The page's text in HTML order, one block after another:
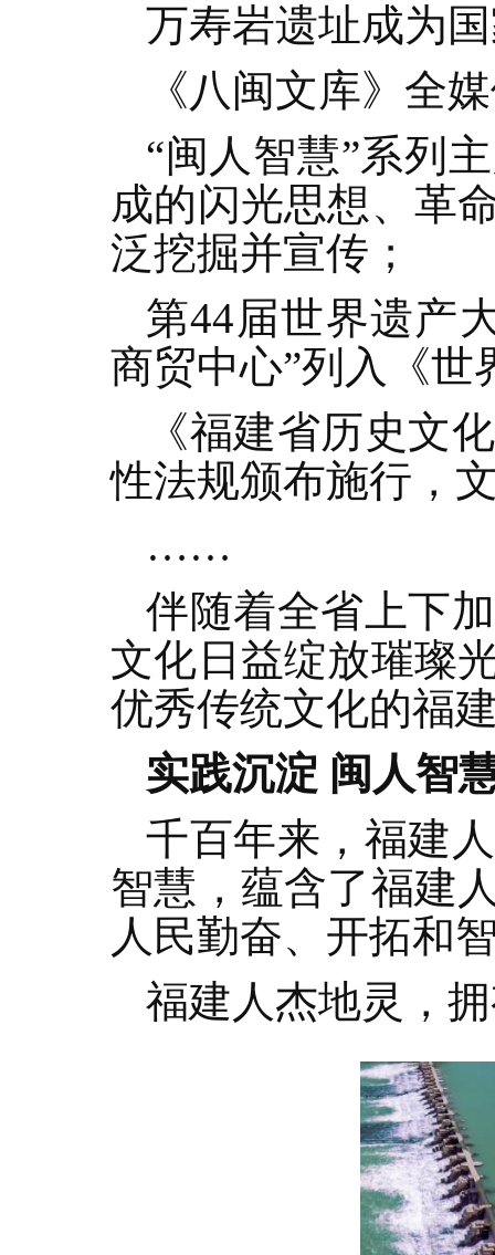
万寿岩遗址成为
《八闽文库》全
“闽人智慧”系列
成的闪光思想、革
泛挖掘并宣传；
第44届世界遗产
商贸中心”列入《世
《福建省历史文
性法规颁布施行，
……
伴随着全省上下
文化日益绽放璀璨
优秀传统文化的福
实践沉淀 闽人智
千百年来，福建
智慧，蕴含了福建
人民勤奋、开拓和
福建人杰地灵，